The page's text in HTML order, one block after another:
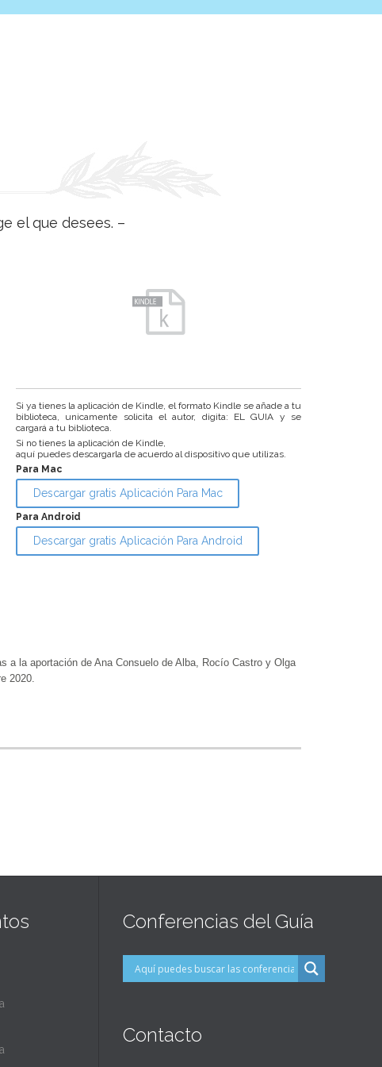
el que desees. –
Si ya tienes la aplicación de Kindle, el formato Kindle se añade a tu
biblioteca, unicamente solicita el autor, digita: EL GUIA y se
cargará a tu biblioteca.
Si no tienes la aplicación de Kindle,
aquí puedes descargarla de acuerdo al dispositivo que utilizas.
Para Mac
Descargar gratis Aplicación Para Mac
Para Android
Descargar gratis Aplicación Para Android
a la aportación de Ana Consuelo de Alba, Rocío Castro y Olga
2020.
Conferencias del Guía
Contacto